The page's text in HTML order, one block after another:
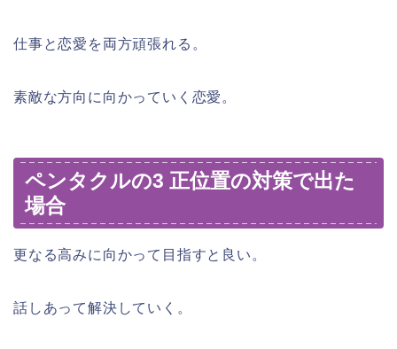
仕事と恋愛を両方頑張れる。
素敵な方向に向かっていく恋愛。
ペンタクルの3 正位置の対策で出た
場合
更なる高みに向かって目指すと良い。
話しあって解決していく。